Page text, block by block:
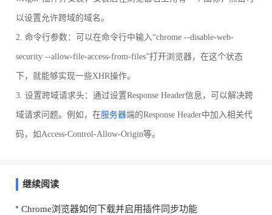
以设置允许跨域的域名。
2. 命令行参数：可以在命令行中输入“chrome --disable-web-
security --allow-file-access-from-files”打开浏览器，在这个状态
下，就能够实现一些XHR操作。
3. 设置跨域请求头：通过设置Response Header信息，可以解决跨
域请求问题。例如，在服务器端的Response Header中加入相关代
码，如Access-Control-Allow-Origin等。
继续阅读
Chrome浏览器如何下载并启用插件同步功能